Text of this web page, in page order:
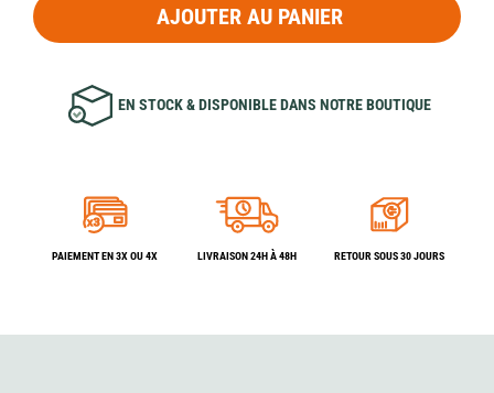
AJOUTER AU PANIER
EN STOCK & DISPONIBLE DANS NOTRE BOUTIQUE
PAIEMENT EN 3X OU 4X LIVRAISON 24H À 48H RETOUR SOUS 30 JOURS